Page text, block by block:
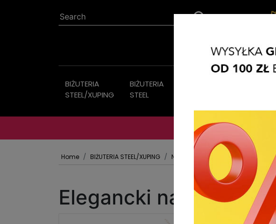
BIŻUTERIA
STEEL/XUPING
BIŻUTERIA
STEEL
Home BIŻUTERIA STEEL/XUPING NASZYJNIKI
Elegancki naszyjnik